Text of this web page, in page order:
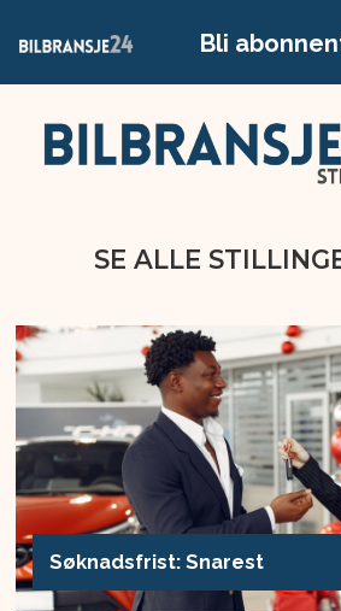
Bli
SE ALLE
Søknadsfrist: Snarest